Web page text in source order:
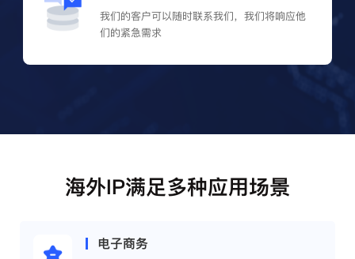
我们的客户可以随时联系我们，我们将响应他
们的紧急需求
海外IP满足多种应用场景
电子商务